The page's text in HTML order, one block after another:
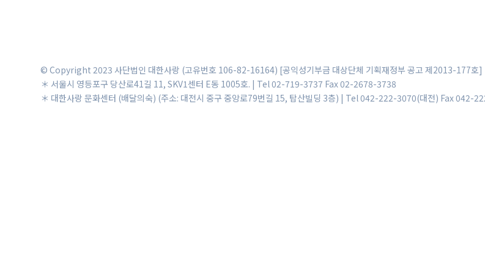
© Copyright 2023 사단법인 대한사랑 (고유번호 106-82-16164) [공익성기부금 대상단체 기획재정부 공고 제2013-177호]
＊ 서울시 영등포구 당산로41길 11, SKV1센터 E동 1005호. | Tel 02-719-3737 Fax 02-2678-3738
＊ 대한사랑 문화센터 (배달의숙) (주소: 대전시 중구 중앙로79번길 15, 탑산빌딩 3층) | Tel 042-222-3070(대전) Fax